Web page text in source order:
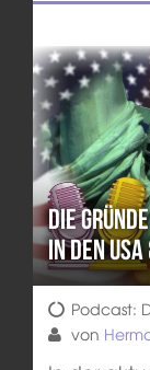
Die
in den
Podcast:
von